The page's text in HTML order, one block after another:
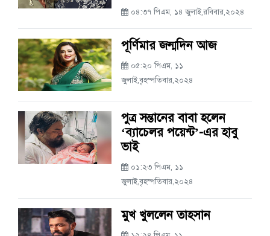
০৪:৩৭ পিএম, ১৪ জুলাই,রবিবার,২০২৪
পূর্ণিমার জন্মদিন আজ
০৫:২০ পিএম, ১১
জুলাই,বৃহস্পতিবার,২০২৪
পুত্র সন্তানের বাবা হলেন
‘ব্যাচেলর পয়েন্ট’-এর হাবু
ভাই
০১:২৩ পিএম, ১১
জুলাই,বৃহস্পতিবার,২০২৪
মুখ খুললেন তাহসান